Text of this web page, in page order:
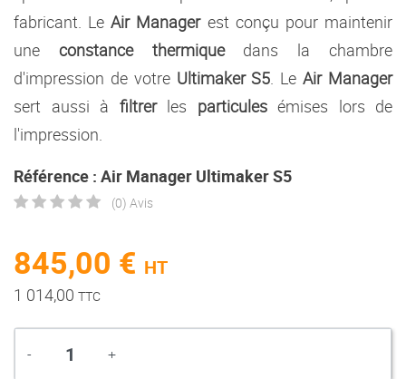
fabricant. LeAir Managerest conçu pour maintenir
une constance thermiquedans la chambre
d'impression de votre Ultimaker S5. LeAir Manager
sert aussi à filtrerles particulesémises lors de
l'impression.
Référence : Air Manager Ultimaker S5
(0) Avis
845,00 € HT
1 014,00 TTC
Quantité
- +